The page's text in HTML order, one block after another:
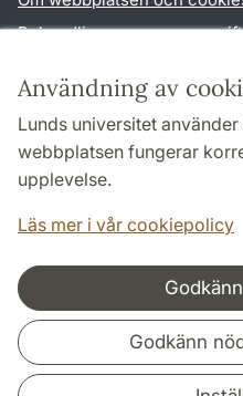
Användning av
Lunds universitet
webbplatsen fungerar
upplevelse.
Läs mer i vår cookiepolicy
Godkänn
Behandling av
TYPO3-login
Följ oss i sociala medier
Samarbeten